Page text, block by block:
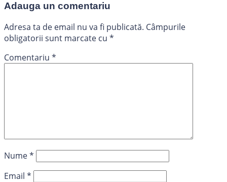
Adauga un comentariu
Adresa ta de email nu va fi publicată. Câmpurile
obligatorii sunt marcate cu *
Comentariu *
Nume*
Email *